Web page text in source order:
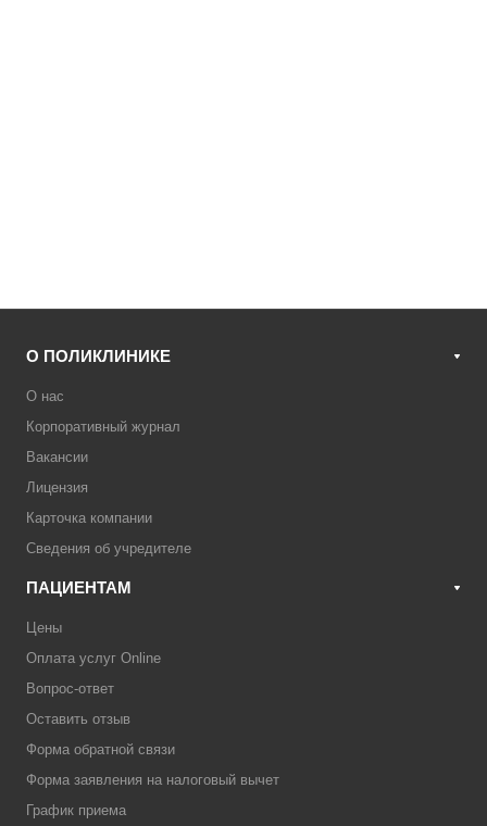
О ПОЛИКЛИНИКЕ
О нас
Корпоративный журнал
Вакансии
Лицензия
Карточка компании
Сведения об учредителе
ПАЦИЕНТАМ
Цены
Оплата услуг Online
Вопрос-ответ
Оставить отзыв
Форма обратной связи
Форма заявления на налоговый вычет
График приема